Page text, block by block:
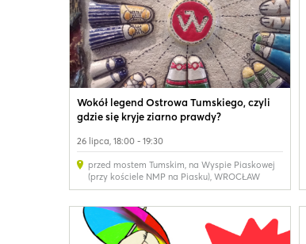
Wokół legend Ostrowa Tumskiego, czyli
gdzie się kryje ziarno prawdy?
26 lipca, 18:00 - 19:30
przed mostem Tumskim, na Wyspie Piaskowej
(przy kościele NMP na Piasku), WROCŁAW